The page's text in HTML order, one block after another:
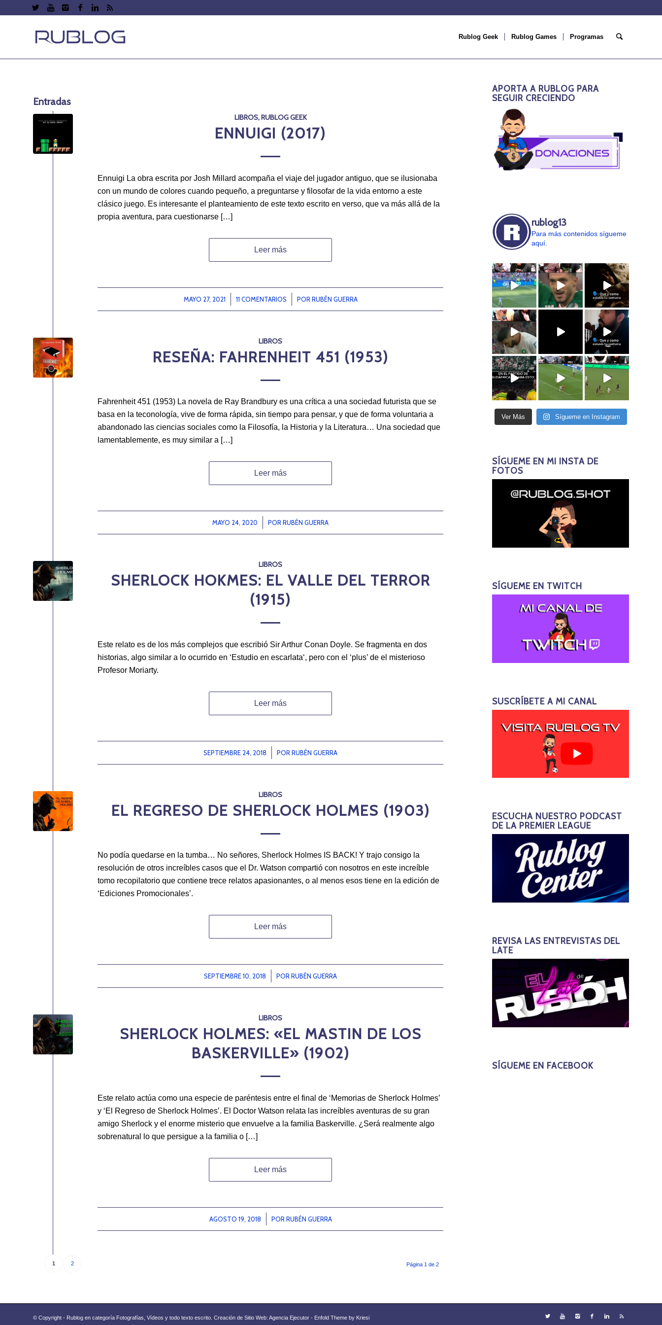
Rublog Geek Rublog Games Programas
Entradas
LIBROS,RUBLOG GEEK
ENNUIGI (2017)
Ennuigi La obra escrita por Josh Millard acompaña el viaje del jugador antiguo, que se ilusionaba
con un mundo de colores cuando pequeño, a preguntarse y filosofar de la vida entorno a este
clásico juego. Es interesante el planteamiento de este texto escrito en verso, que va más allá de la
propia aventura, para cuestionarse […]
Leer más
MAYO 27, 2021
/ 11 COMENTARIOS
/ POR RUBÉN GUERRA
LIBROS
RESEÑA: FAHRENHEIT 451 (1953)
Fahrenheit 451 (1953) La novela de Ray Brandbury es una crítica a una sociedad futurista que se
basa en la teconología, vive de forma rápida, sin tiempo para pensar, y que de forma voluntaria a
abandonado las ciencias sociales como la Filosofía, la Historia y la Literatura… Una sociedad que
lamentablemente, es muy similar a […]
Leer más
MAYO 24, 2020
/ PORRUBÉN GUERRA
LIBROS
SHERLOCK HOKMES: EL VALLE DEL TERROR
(1915)
Este relato es de los más complejos que escribió Sir Arthur Conan Doyle. Se fragmenta en dos
historias, algo similar a lo ocurrido en ‘Estudio en escarlata‘, pero con el ‘plus’ de el misterioso
Profesor Moriarty.
Leer más
SEPTIEMBRE 24, 2018
/ PORRUBÉN GUERRA
LIBROS
EL REGRESO DE SHERLOCK HOLMES (1903)
No podía quedarse en la tumba… No señores, Sherlock Holmes IS BACK! Y trajo consigo la
resolución de otros increíbles casos que el Dr. Watson compartió con nosotros en este increíble
tomo recopilatorio que contiene trece relatos apasionantes, o al menos esos tiene en la edición de
‘Ediciones Promocionales’.
Leer más
SEPTIEMBRE 10, 2018
/ PORRUBÉN GUERRA
LIBROS
SHERLOCK HOLMES: «EL MASTIN DE LOS
BASKERVILLE» (1902)
Este relato actúa como una especie de paréntesis entre el final de ‘Memorias de Sherlock Holmes’
y ‘El Regreso de Sherlock Holmes’. El Doctor Watson relata las increíbles aventuras de su gran
amigo Sherlock y el enorme misterio que envuelve a la familia Baskerville. ¿Será realmente algo
sobrenatural lo que persigue a la familia o […]
Leer más
AGOSTO 19, 2018
/ POR RUBÉN GUERRA
Página 1 de 2
1 2
APORTA A RUBLOG PARA
SEGUIR CRECIENDO
rublog13
Para más contenidos sígueme
aquí.
Ver Más Sígueme en Instagram
SÍGUEME EN MI INSTA DE
FOTOS
SÍGUEME EN TWITCH
SUSCRÍBETE A MI CANAL
ESCUCHA NUESTRO PODCAST
DE LA PREMIER LEAGUE
REVISA LAS ENTREVISTAS DEL
LATE
SÍGUEME EN FACEBOOK
© Copyright - Rublog en categoría Fotografías, Vídeos y todo texto escrito. Creación de Sitio Web: Agencia Ejecutor - Enfold Theme by Kriesi